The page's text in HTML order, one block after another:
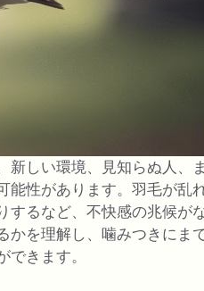
新しい環境、見知らぬ人、ま
能性があります。羽毛が乱
するなど、不快感の兆候が
かを理解し、噛みつきにま
きます。